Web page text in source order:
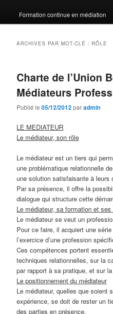
Formation continue en médiation
ARCHIVES PAR MOT-CLÉ : RÔLE
Charte de l’Union
Médiateurs
Publié le05/12/2012paradmin
LE MEDIATEUR
Le médiateur, son rôle
Le médiateur est un tiers qui
une problématique relationnelle
une solution satisfaisante à leurs
Par sa présence, il offre la
dialogue qui structure cette
Le médiateur, sa formation et
Le médiateur se veut un
Pour ce faire, il acquiert une
l’exercice d’une profession
Ces compétences portent
techniques relationnelles, sur la
par rapport à sa pratique, et sur
Le positionnement du médiateur
Le médiateur, quelles que soient
expérience, se doit de rester un
des parties en présence.